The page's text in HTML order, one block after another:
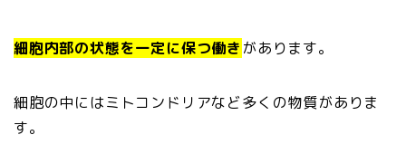
細胞内部の状態を一定に保つ働き があります。
細胞の中にはミトコンドリアなど多くの物質がありま
す。